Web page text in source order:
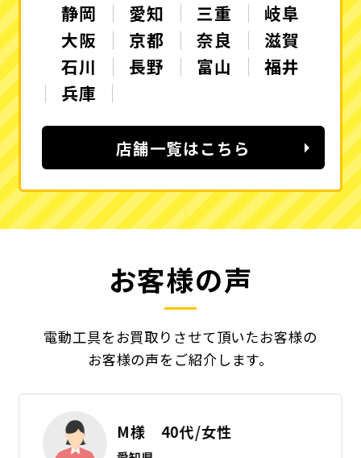
静岡 愛知 三重
岐阜
大阪
京都 奈良
滋賀
石川
長野 富山
福井
兵庫
店舗一覧はこちら
お客様の声
電動工具をお買取りさせて頂いたお客様の
お客様の声をご紹介します。
M様 40代/女性